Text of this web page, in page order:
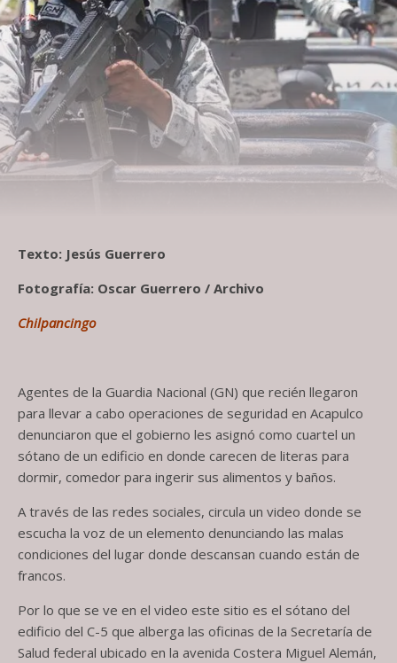
Texto: ​Jesús Guerrero
Fotografía: Oscar Guerrero / Archivo
Chilpancingo
Agentes de la Guardia Nacional (GN) que recién llegaron
para llevar a cabo operaciones de seguridad en Acapulco
denunciaron que el gobierno les asignó como cuartel un
sótano de un edificio en donde carecen de literas para
dormir, comedor para ingerir sus alimentos y baños.
A través de las redes sociales, circula un video donde se
escucha la voz de un elemento denunciando las malas
condiciones del lugar donde descansan cuando están de
francos.
Por lo que se ve en el video este sitio es el sótano del
edificio del C-5 que alberga las oficinas de la Secretaría de
Salud federal ubicado en la avenida Costera Miguel Alemán,